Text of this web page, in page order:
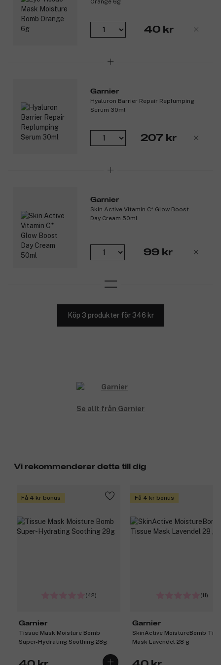
40 kr
Garnier
Hyaluron Barrier Repair Replumping
Serum 30ml
207 kr
Garnier
Skin Active Vitamin C* Glow Boost
Day Cream 50ml
99 kr
Köp 3 produkter för 346 kr
Se allt från Garnier
Vi rekommenderar detta till dig
Få 4 kr bonus
(42)
Garnier
Tissue Mask Moisture Bomb
Super-Hydrating Soothing 28g
Få 4 kr bonus
(11)
Garnier
SkinActive MoistureBomb
Mask Lavendel 28 g